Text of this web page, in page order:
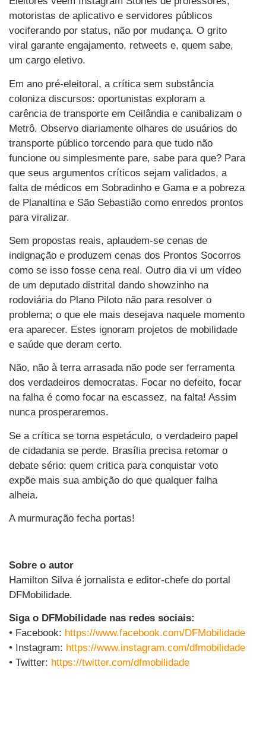
motoristas de aplicativo e servidores públicos
vociferando por status, não por mudança. O grito
viral garante engajamento, retweets e, quem sabe,
um cargo eletivo.
Em ano pré-eleitoral, a crítica sem substância
coloniza discursos: oportunistas exploram a
carência de transporte em Ceilândia e canibalizam o
Metrô. Observo diariamente olhares de usuários do
transporte público torcendo para que tudo não
funcione ou simplesmente pare, sabe para que? Para
que seus argumentos críticos sejam validados, a
falta de médicos em Sobradinho e Gama e a pobreza
de Planaltina e São Sebastião como enredos prontos
para viralizar.
Sem propostas reais, aplaudem-se cenas de
indignação e produzem cenas dos Prontos Socorros
como se isso fosse cena real. Outro dia vi um vídeo
de um deputado distrital dando showzinho na
rodoviária do Plano Piloto não para resolver o
problema; o que ele mais desejava naquele momento
era aparecer. Estes ignoram projetos de mobilidade
e saúde que deram certo.
Não, não à terra arrasada não pode ser ferramenta
dos verdadeiros democratas. Focar no defeito, focar
na falha é como focar na escassez, na falta! Assim
nunca prosperaremos.
Se a crítica se torna espetáculo, o verdadeiro papel
de cidadania se perde. Brasília precisa retomar o
debate sério: quem critica para conquistar voto
expõe mais sua ambição do que qualquer falha
alheia.
A murmuração fecha portas!
Sobre o autor
Hamilton Silva é jornalista e editor-chefe do portal
DFMobilidade.
Siga o DFMobilidade nas redes sociais:
• Facebook: https://www.facebook.com/DFMobilidade
• Instagram: https://www.instagram.com/dfmobilidade
• Twitter: https://twitter.com/dfmobilidade